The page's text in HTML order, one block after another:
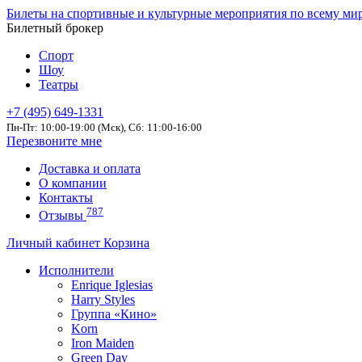
Билеты на спортивные и культурные мероприятия по всему
Билетный брокер
Спорт
Шоу
Театры
+7 (495) 649-1331
Пн-Пт: 10:00-19:00 (Мск), Сб: 11:00-16:00
Перезвоните мне
Доставка и оплата
О компании
Контакты
Отзывы 787
Личный кабинет Корзина
Исполнители
Enrique Iglesias
Harry Styles
Группа «Кино»
Korn
Iron Maiden
Green Day